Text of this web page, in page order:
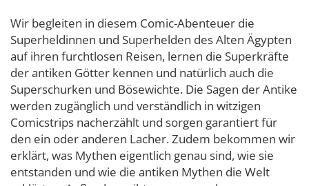
Wir begleiten in diesem Comic-Abenteuer die
Superheldinnen und Superhelden des Alten Ägypten
auf ihren furchtlosen Reisen, lernen die Superkräfte
der antiken Götter kennen und natürlich auch die
Superschurken und Bösewichte. Die Sagen der Antike
werden zugänglich und verständlich in witzigen
Comicstrips nacherzählt und sorgen garantiert für
den ein oder anderen Lacher. Zudem bekommen wir
erklärt, was Mythen eigentlich genau sind, wie sie
entstanden und wie die antiken Mythen die Welt